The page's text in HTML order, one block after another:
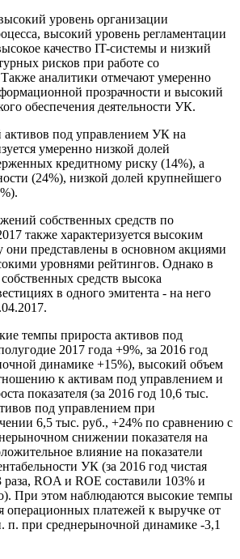
уровень организации
высокий уровень регламентации
качество IT-системы и низкий
рисков при работе со
аналитики отмечают умеренно
прозрачности и высокий
обеспечения деятельности УК.
под управлением УК на
умеренно низкой долей
кредитному риску (14%), а
(24%), низкой долей крупнейшего
собственных средств по
также характеризуется высоким
они представлены в основном акциями
уровнями рейтингов. Однако в
средств высока
в одного эмитента - на него
темпы прироста активов под
2017 года +9%, за 2016 год
динамике +15%), высокий объем
к активам под управлением и
показателя (за 2016 год 10,6 тыс.
под управлением при
6,5 тыс. руб., +24% по сравнению с
снижении показателя на
влияние на показатели
УК (за 2016 год чистая
ROA и ROE составили 103% и
При этом наблюдаются высокие темпы
операционных платежей к выручке от
п. при среднерыночной динамике -3,1